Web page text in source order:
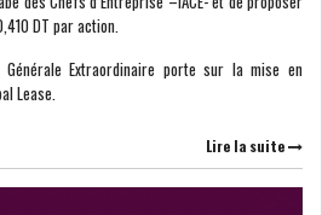
DT par action.
Générale Extraordinaire porte sur la mise en
Lease.
Lire la suite